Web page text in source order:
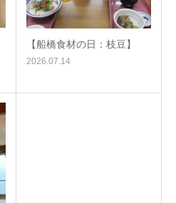
【船橋食材の日：枝豆】
2026.07.14